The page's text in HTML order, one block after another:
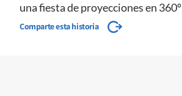
una fiesta de proyecciones en 360º
Comparte esta historia